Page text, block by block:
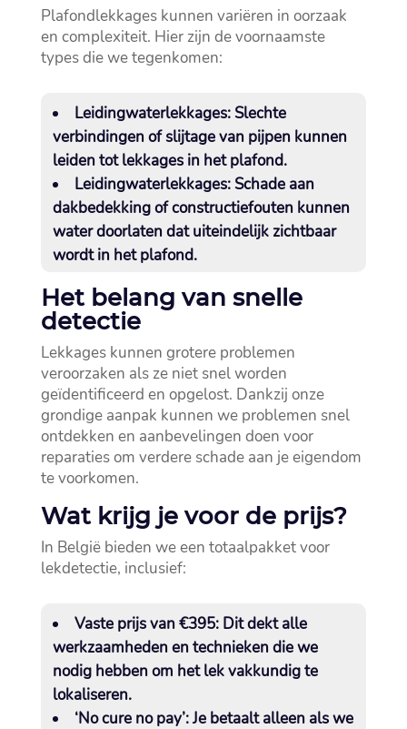
Plafondlekkages kunnen variëren in oorzaak
en complexiteit.​ Hier zijn de voornaamste
types die we tegenkomen:
Leidingwaterlekkages:Slechte
verbindingen of slijtage van pijpen kunnen
leiden tot lekkages in het plafond.​
Leidingwaterlekkages:Schade aan
dakbedekking of constructiefouten kunnen
water doorlaten dat uiteindelijk zichtbaar
wordt in het plafond.​
Het belang van snelle
detectie
Lekkages kunnen grotere problemen
veroorzaken als ze niet snel worden
geïdentificeerd en opgelost.​ Dankzij onze
grondige aanpak kunnen we problemen snel
ontdekken en aanbevelingen doen voor
reparaties om verdere schade aan je eigendom
te voorkomen.​
Wat krijg je voor de prijs?
In België bieden we een totaalpakket voor
lekdetectie, inclusief:
Vaste prijs van €395:Dit dekt alle
werkzaamheden en technieken die we
nodig hebben om het lek vakkundig te
lokaliseren.​
‘No cure no pay’:Je betaalt alleen als we